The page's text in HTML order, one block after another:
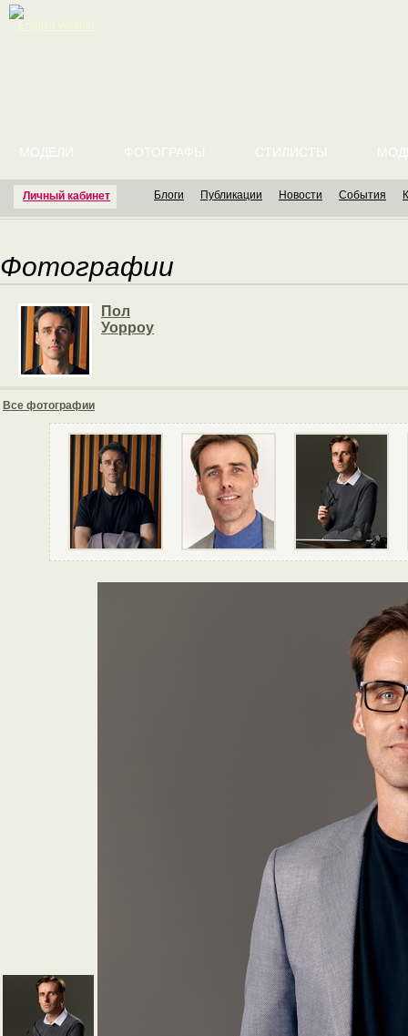
Личный кабинет
МОДЕЛИ ФОТОГРАФЫ СТИЛИСТЫ
Блоги Публикации Новости События
Фотографии
Пол
Уорроу
Все фотографии